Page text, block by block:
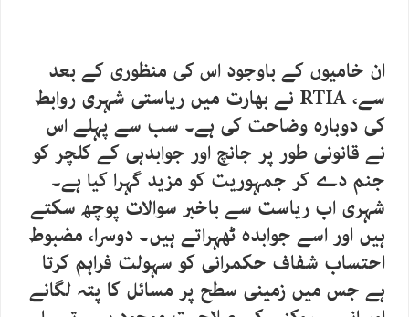
ان خامیوں کے باوجود اس کی منظوری کے بعد
سے، RTIA نے بھارت میں ریاستی شہری روابط
کی دوبارہ وضاحت کی ہے۔ سب سے پہلے اس
نے قانونی طور پر جانچ اور جوابدہی کے کلچر کو
جنم دے کر جمہوریت کو مزید گہرا کیا ہے۔
شہری اب ریاست سے باخبر سوالات پوچھ سکتے
ہیں اور اسے جوابدہ ٹھہراتے ہیں۔ دوسرا، مضبوط
احتساب شفاف حکمرانی کو سہولت فراہم کرتا
ہے جس میں زمینی سطح پر مسائل کا پتہ لگانے